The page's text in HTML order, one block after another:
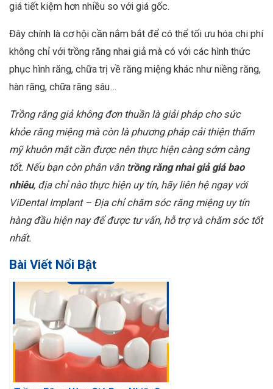
giá tiết kiệm hơn nhiều so với giá gốc.
Đây chính là cơ hội cần nắm bắt để có thể tối ưu hóa chi phí
không chỉ với trồng răng nhai giả mà có với các hình thức
phục hình răng, chữa trị về răng miệng khác như niềng răng,
hàn răng, chữa răng sâu…
Trồng răng giả không đơn thuần là giải pháp cho sức
khỏe răng miệng mà còn là phương pháp cải thiện thẩm
mỹ khuôn mặt cần được nên thực hiện càng sớm càng
tốt. Nếu bạn còn phân vân trồng răng nhai giả giá bao
nhiêu, địa chỉ nào thực hiện uy tín, hãy liên hệ ngay với
ViDental Implant – Địa chỉ chăm sóc răng miệng uy tín
hàng đầu hiện nay để được tư vấn, hỗ trợ và chăm sóc tốt
nhất.
Bài Viết Nổi Bật